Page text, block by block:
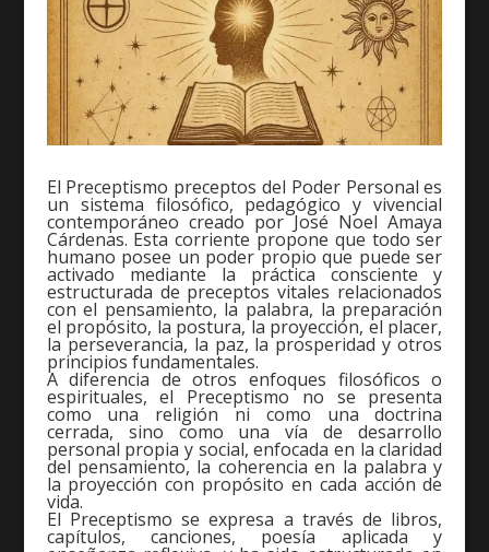
El Preceptismo preceptos del Poder Personal es
un sistema filosófico, pedagógico y vivencial
contemporáneo creado por José Noel Amaya
Cárdenas. Esta corriente propone que todo ser
humano posee un poder propio que puede ser
activado mediante la práctica consciente y
estructurada de preceptos vitales relacionados
con el pensamiento, la palabra, la preparación
el propósito, la postura, la proyección, el placer,
la perseverancia, la paz, la prosperidad y otros
principios fundamentales.
A diferencia de otros enfoques filosóficos o
espirituales, el Preceptismo no se presenta
como una religión ni como una doctrina
cerrada, sino como una vía de desarrollo
personal propia y social, enfocada en la claridad
del pensamiento, la coherencia en la palabra y
la proyección con propósito en cada acción de
vida.
El Preceptismo se expresa a través de libros,
capítulos, canciones, poesía aplicada y